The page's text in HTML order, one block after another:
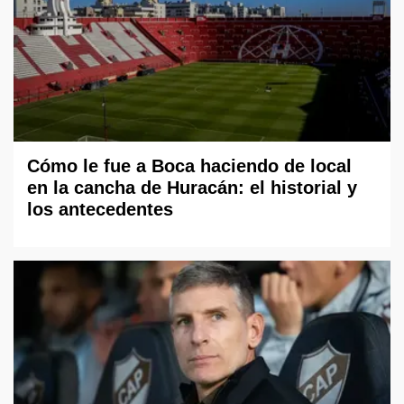
Cómo le fue a Boca haciendo de local
en la cancha de Huracán: el historial y
los antecedentes